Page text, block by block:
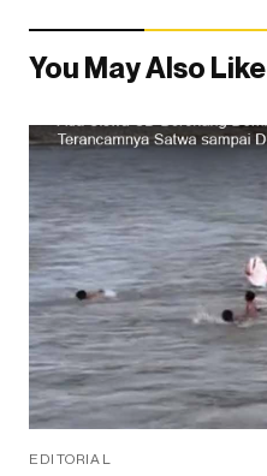
You May Also Like
EDITORIAL